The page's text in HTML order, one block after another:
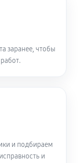
заранее, чтобы
и подбираем
и